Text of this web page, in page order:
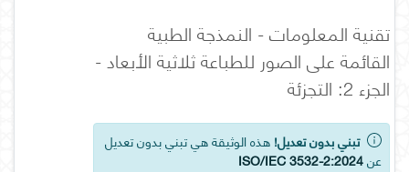
تقنية المعلومات - النمذجة الطبية
القائمة على الصور للطباعة ثلاثية الأبعاد -
الجزء 2: التجزئة
تبني بدون تعديل! هذه الوثيقة هي تبني بدون تعديل
عنISO/IEC 3532-2:2024